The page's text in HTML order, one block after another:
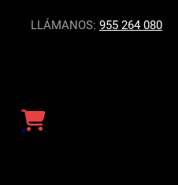
LLÁMANOS: 955 264 080